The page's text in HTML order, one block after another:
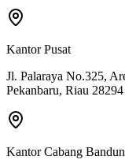
Kantor Pusat
Jl. Palaraya No.325,
Pekanbaru, Riau 28294
Kantor Cabang